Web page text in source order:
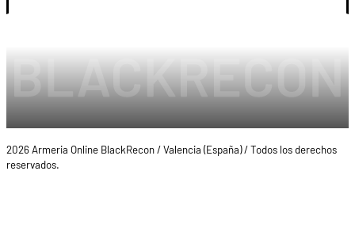
2026 Armeria Online BlackRecon / Valencia (España) / Todos los derechos
reservados.